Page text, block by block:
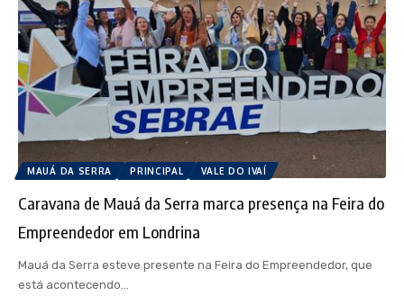
MAUÁ DA SERRA PRINCIPAL VALE DO IVAÍ
Caravana de Mauá da Serra marca presença na Feira do
Empreendedor em Londrina
Mauá da Serra esteve presente na Feira do Empreendedor, que
está acontecendo…